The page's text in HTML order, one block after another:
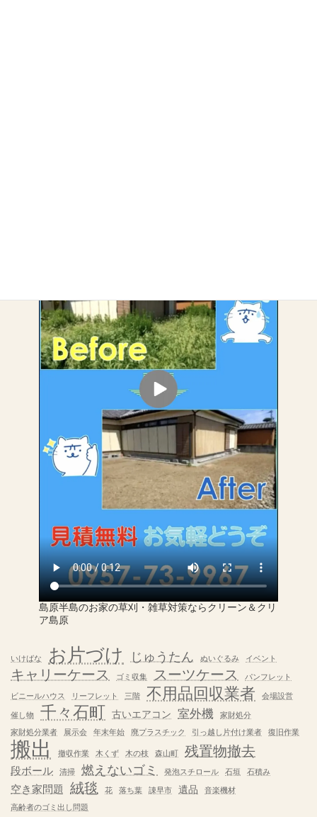
島原半島のお家の草刈・雑草対策ならクリーン＆クリ
ア島原
いけばな お片づけ じゅうたん ぬいぐるみ イベント
キャリーケース ゴミ収集 スーツケース パンフレット
ビニールハウス リーフレット 三階 不用品回収業者 会場設営
催し物 千々石町 古いエアコン 室外機
家財処分
家財処分業者
展示会 年末年始 廃プラスチック 引っ越し片付け業者 復旧作業
搬出 撤収作業 木くず 木の枝 森山町 残置物撤去
段ボール 清掃 燃えないゴミ 発泡スチロール 石垣 石積み
空き家問題 絨毯 花 落ち葉 諌早市 遺品
音楽機材
高齢者のゴミ出し問題